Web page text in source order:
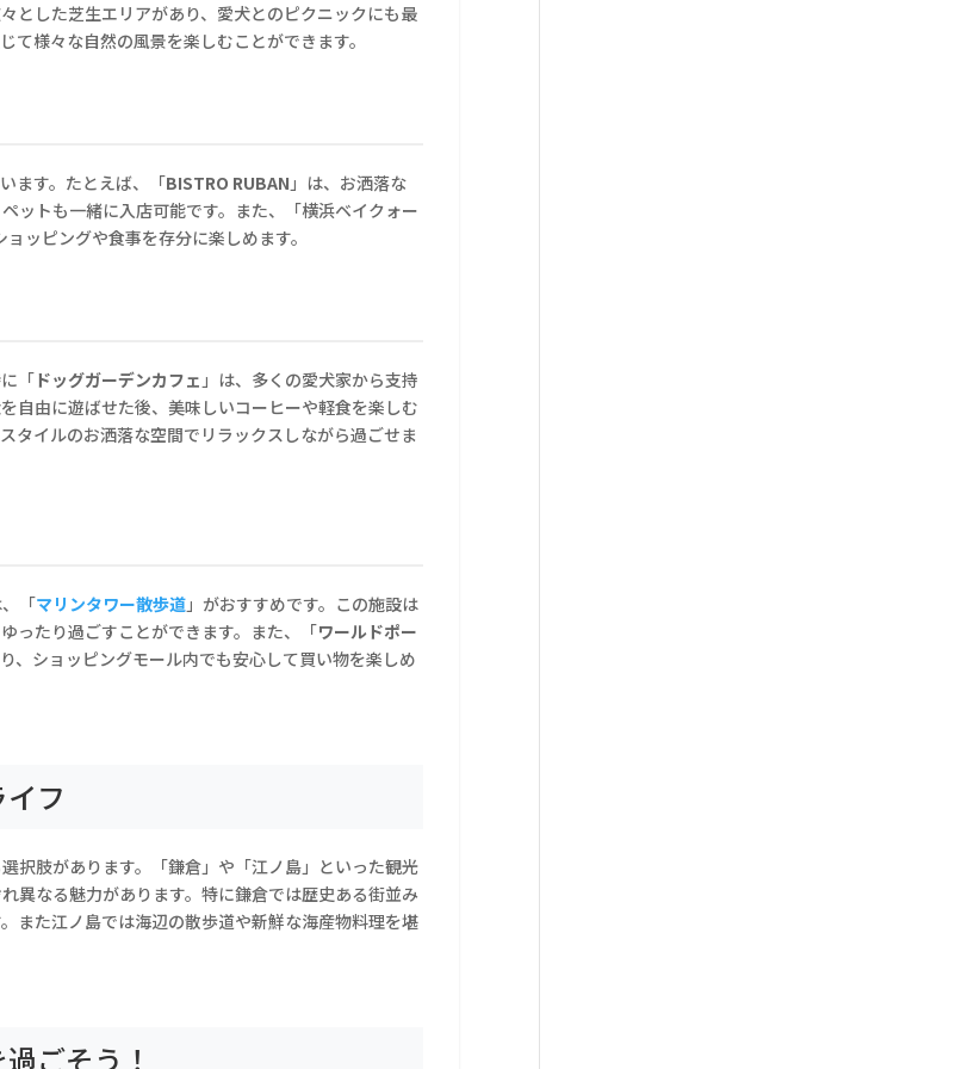
とした芝生エリアがあり、愛犬とのピクニックにも最
様々な自然の風景を楽しむことができます。
ます。たとえば、「BISTRO RUBAN」は、お洒落な
ットも一緒に入店可能です。また、「横浜ベイクォー
ッピングや食事を存分に楽しめます。
「ドッグガーデンカフェ」は、多くの愛犬家から支持
自由に遊ばせた後、美味しいコーヒーや軽食を楽しむ
タイルのお洒落な空間でリラックスしながら過ごせま
「マリンタワー散歩道」がおすすめです。この施設は
ったり過ごすことができます。また、「ワールドポー
、ショッピングモール内でも安心して買い物を楽しめ
フ
択肢があります。「鎌倉」や「江ノ島」といった観光
異なる魅力があります。特に鎌倉では歴史ある街並み
また江ノ島では海辺の散歩道や新鮮な海産物料理を堪
ごそう！